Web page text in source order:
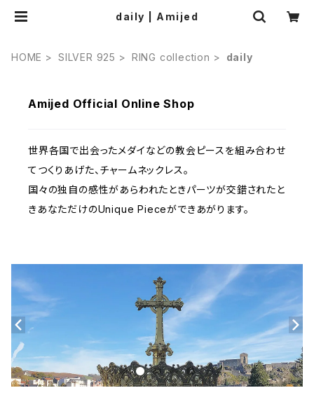
daily | Amijed
HOME SILVER 925 RING collection daily
Amijed Official Online Shop
世界各国で出会ったメダイなどの教会ピースを組み合わせ
てつくりあげた、チャームネックレス。
国々の独自の感性があらわれたときパーツが交錯されたと
きあなただけのUnique Pieceができあがります。